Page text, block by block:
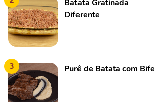
Batata Gratinada
Diferente
3 Purê de Batata com Bife